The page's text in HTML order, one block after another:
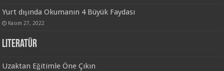
Yurt dışında Okumanın 4 Büyük Faydası
Kasım 27, 2022
Literatür
Uzaktan Eğitimle Öne Çıkın